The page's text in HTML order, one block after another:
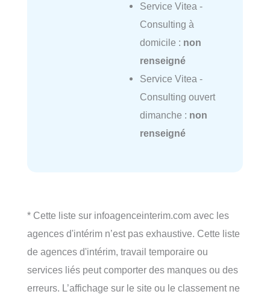
Service Vitea -
Consulting à
domicile : non
renseigné
Service Vitea -
Consulting ouvert
dimanche : non
renseigné
* Cette liste sur infoagenceinterim.com avec les
agences d'intérim n’est pas exhaustive. Cette liste
de agences d'intérim, travail temporaire ou
services liés peut comporter des manques ou des
erreurs. L’affichage sur le site ou le classement ne